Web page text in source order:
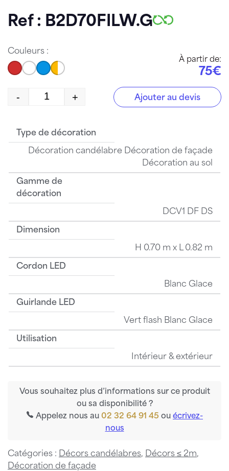
Ref : B2D70FILW.G
Couleurs :
À partir de:
75€
quantité de B2D70FILW.G
- + Ajouter au devis
Type de décoration
Décoration candélabre Décoration de façade
Décoration au sol
Gamme de
décoration
DCV1 DF DS
Dimension
H 0.70 m x L 0.82 m
Cordon LED
Blanc Glace
Guirlande LED
Vert flash Blanc Glace
Utilisation
Intérieur & extérieur
Vous souhaitez plus d’informations sur ce produit
ou sa disponibilité ?
Appelez nous au 02 32 64 91 45 ou écrivez-
nous
Catégories : Décors candélabres, Décors ≤ 2m,
Décoration de façade